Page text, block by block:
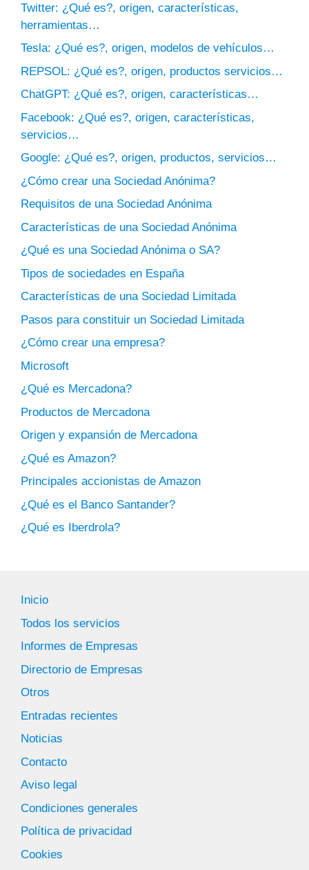
Twitter: ¿Qué es?, origen, características,
herramientas…
Tesla: ¿Qué es?, origen, modelos de vehículos…
REPSOL: ¿Qué es?, origen, productos servicios…
ChatGPT: ¿Qué es?, origen, características…
Facebook: ¿Qué es?, origen, características,
servicios…
Google: ¿Qué es?, origen, productos, servicios…
¿Cómo crear una Sociedad Anónima?
Requisitos de una Sociedad Anónima
Características de una Sociedad Anónima
¿Qué es una Sociedad Anónima o SA?
Tipos de sociedades en España
Características de una Sociedad Limitada
Pasos para constituir un Sociedad Limitada
¿Cómo crear una empresa?
Microsoft
¿Qué es Mercadona?
Productos de Mercadona
Origen y expansión de Mercadona
¿Qué es Amazon?
Principales accionistas de Amazon
¿Qué es el Banco Santander?
¿Qué es Iberdrola?
Inicio
Todos los servicios
Informes de Empresas
Directorio de Empresas
Otros
Entradas recientes
Noticias
Contacto
Aviso legal
Condiciones generales
Política de privacidad
Cookies